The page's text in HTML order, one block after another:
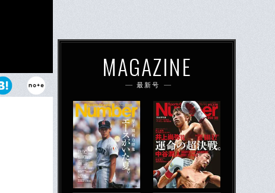
MAGAZINE
最新号